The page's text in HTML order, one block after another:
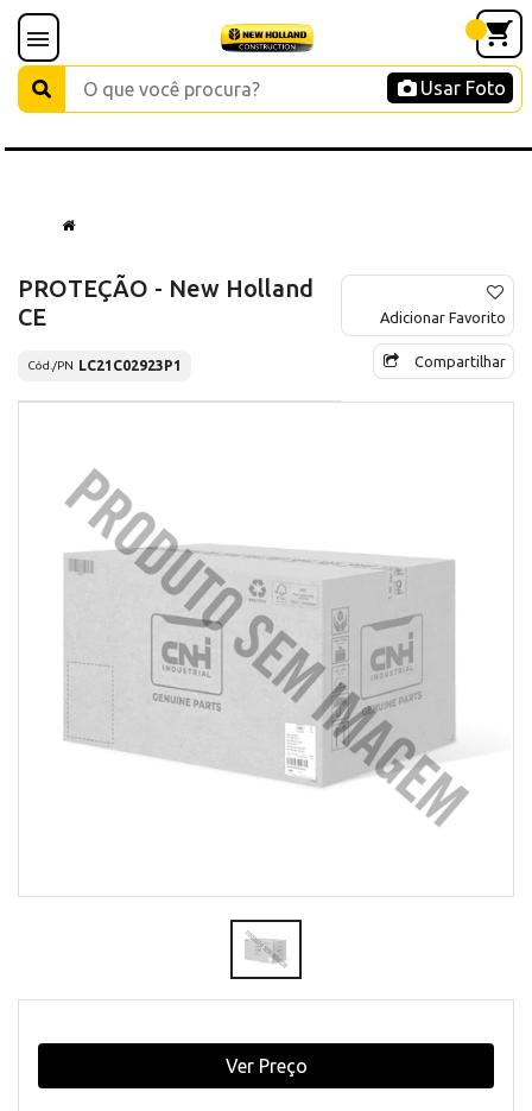
Usar Foto
PROTEÇÃO - New Holland
CE
Cód./PN LC21C02923P1
Adicionar Favorito
Compartilhar
Ver Preço